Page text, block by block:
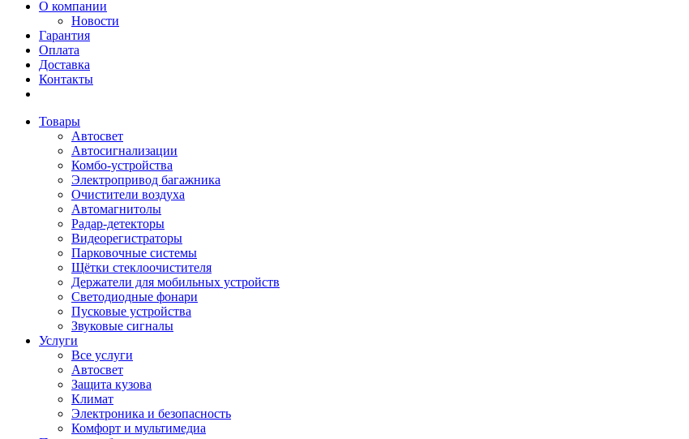
О компании
Новости
Гарантия
Оплата
Доставка
Контакты
Товары
Автосвет
Автосигнализации
Комбо-устройства
Электропривод багажника
Очистители воздуха
Автомагнитолы
Радар-детекторы
Видеорегистраторы
Парковочные системы
Щётки стеклоочистителя
Держатели для мобильных устройств
Светодиодные фонари
Пусковые устройства
Звуковые сигналы
Услуги
Все услуги
Автосвет
Защита кузова
Климат
Электроника и безопасность
Комфорт и мультимедиа